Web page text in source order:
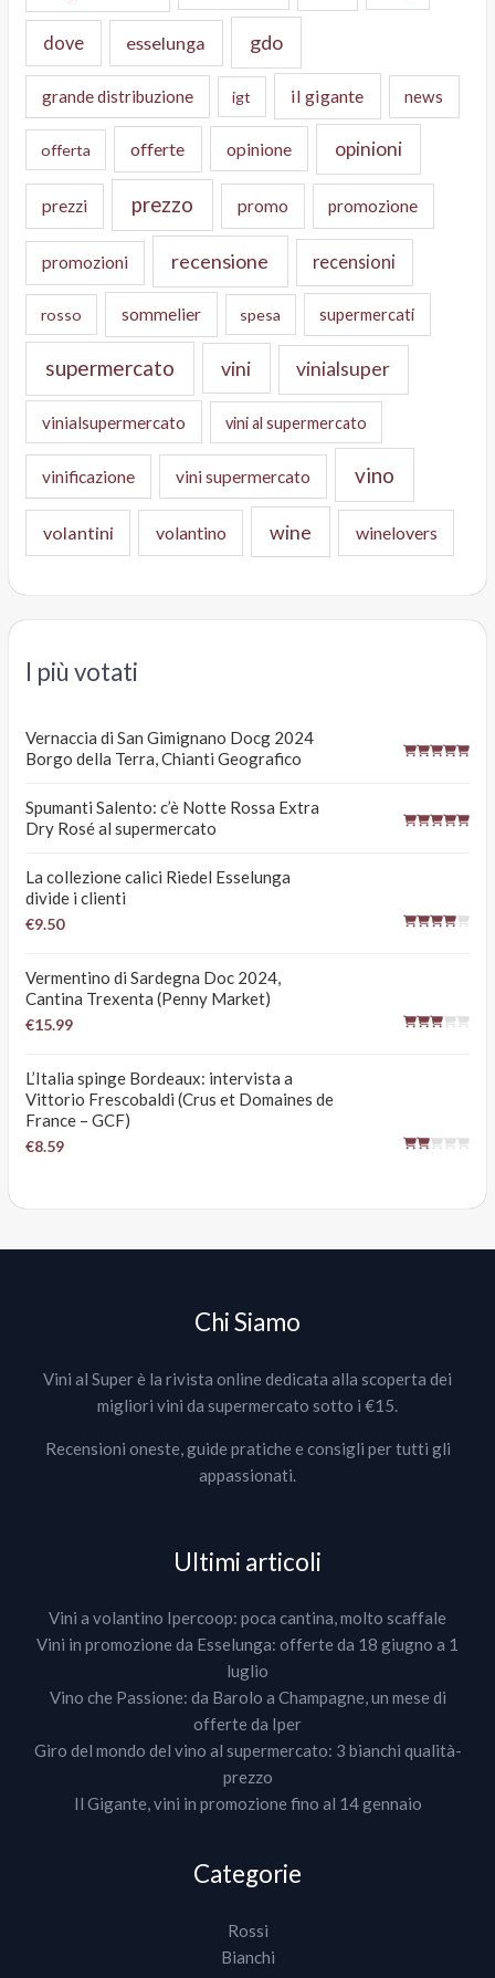
dove esselunga gdo
grande distribuzione igt il gigante news
offerta offerte opinione opinioni
prezzi prezzo promo promozione
promozioni recensione recensioni
rosso sommelier spesa supermercati
supermercato vini vinialsuper
vinialsupermercato vini al supermercato
vinificazione vini supermercato vino
volantini volantino wine winelovers
I più votati
Vernaccia di San Gimignano Docg 2024
Borgo della Terra, Chianti Geografico
Spumanti Salento: c’è Notte Rossa Extra
Dry Rosé al supermercato
La collezione calici Riedel Esselunga
divide i clienti
€9.50
Vermentino di Sardegna Doc 2024,
Cantina Trexenta (Penny Market)
€15.99
L’Italia spinge Bordeaux: intervista a
Vittorio Frescobaldi (Crus et Domaines de
France – GCF)
€8.59
Chi Siamo
Vini al Super è la rivista online dedicata alla scoperta dei
migliori vini da supermercato sotto i €15.
Recensioni oneste, guide pratiche e consigli per tutti gli
appassionati.
Ultimi articoli
Vini a volantino Ipercoop: poca cantina, molto scaffale
Vini in promozione da Esselunga: offerte da 18 giugno a 1
luglio
Vino che Passione: da Barolo a Champagne, un mese di
offerte da Iper
Giro del mondo del vino al supermercato: 3 bianchi qualità-
prezzo
Il Gigante, vini in promozione fino al 14 gennaio
Categorie
Rossi
Bianchi